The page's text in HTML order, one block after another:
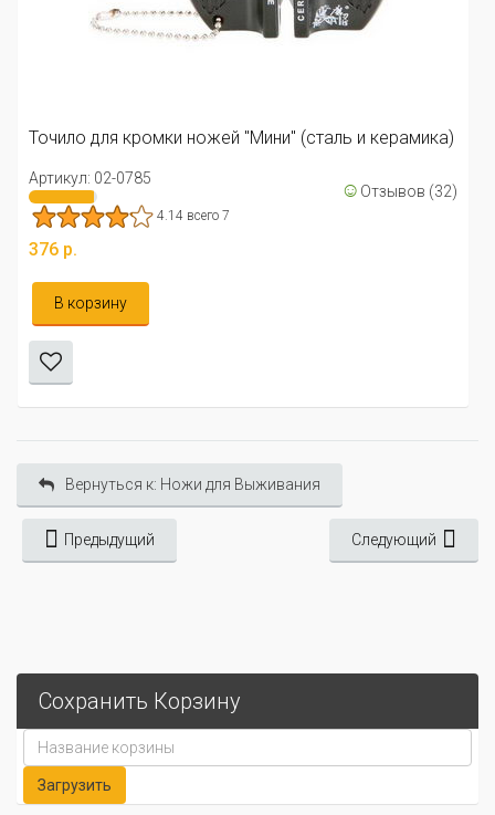
Точило для кромки ножей "Мини" (сталь и керамика)
Артикул: 02-0785 ☺ Отзывов (32)
4.14 всего 7
376 р.
В корзину
Вернуться к: Ножи для Выживания
Предыдущий Следующий
Сохранить Корзину